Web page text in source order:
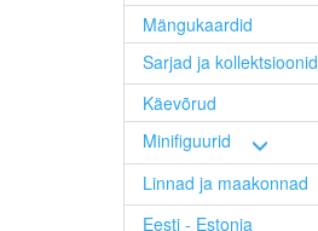
Mängukaardid
Sarjad ja kollektsioonid
Käevõrud
Minifiguurid
Linnad ja maakonnad
Eesti - Estonia